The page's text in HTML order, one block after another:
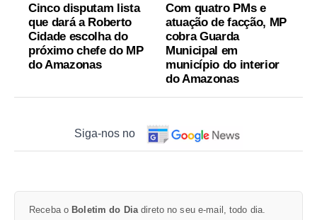
Cinco disputam lista
que dará a Roberto
Cidade escolha do
próximo chefe do MP
do Amazonas
Com quatro PMs e
atuação de facção, MP
cobra Guarda
Municipal em
município do interior
do Amazonas
Siga-nos no
Receba o Boletim do Dia direto no seu e-mail, todo dia.